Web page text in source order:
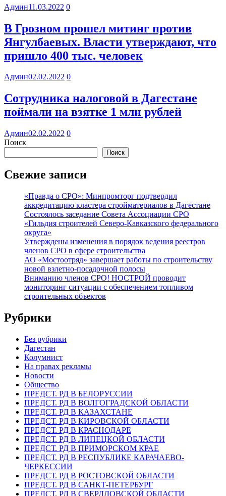
Админ11.03.2022 0
В Грозном прошел митинг против
Янгулбаевых. Власти утверждают, что
пришло 400 тыс. человек
Админ02.02.2022 0
Сотрудника налоговой в Дагестане
поймали на взятке 1 млн рублей
Админ02.02.2022 0
Поиск
Поиск
Свежие записи
«Правда о СРО»: Минпромторг подтвердил
аккредитацию кластера стройматериалов в Дагестане
Состоялось заседание Совета Ассоциации СРО
«Гильдия строителей Северо-Кавказского федерального
округа»
Утверждены изменения в порядок ведения реестров
членов СРО в сфере строительства
АО «Мостоотряд» завершает работы по строительству
новой взлетно-посадочной полосы
Вниманию членов СРО! НОСТРОЙ проводит
мониторинг ситуации с обеспечением топливом
строительных объектов
Рубрики
Без рубрики
Дагестан
Колумнист
На правах рекламы
Новости
Общество
ПРЕДСТ. РД В БЕЛОРУССИИ
ПРЕДСТ. РД В ВОЛГОГРАДСКОЙ ОБЛАСТИ
ПРЕДСТ. РД В КАЗАХСТАНЕ
ПРЕДСТ. РД В КИРОВСКОЙ ОБЛАСТИ
ПРЕДСТ. РД В КРАСНОДАРЕ
ПРЕДСТ. РД В ЛИПЕЦКОЙ ОБЛАСТИ
ПРЕДСТ. РД В ПРИМОРСКОМ КРАЕ
ПРЕДСТ. РД В РЕСПУБЛИКЕ КАРАЧАЕВО-
ЧЕРКЕССИИ
ПРЕДСТ. РД В РОСТОВСКОЙ ОБЛАСТИ
ПРЕДСТ. РД В САНКТ-ПЕТЕРБУРГ
ПРЕДСТ. РД В СВЕРДЛОВСКОЙ ОБЛАСТИ